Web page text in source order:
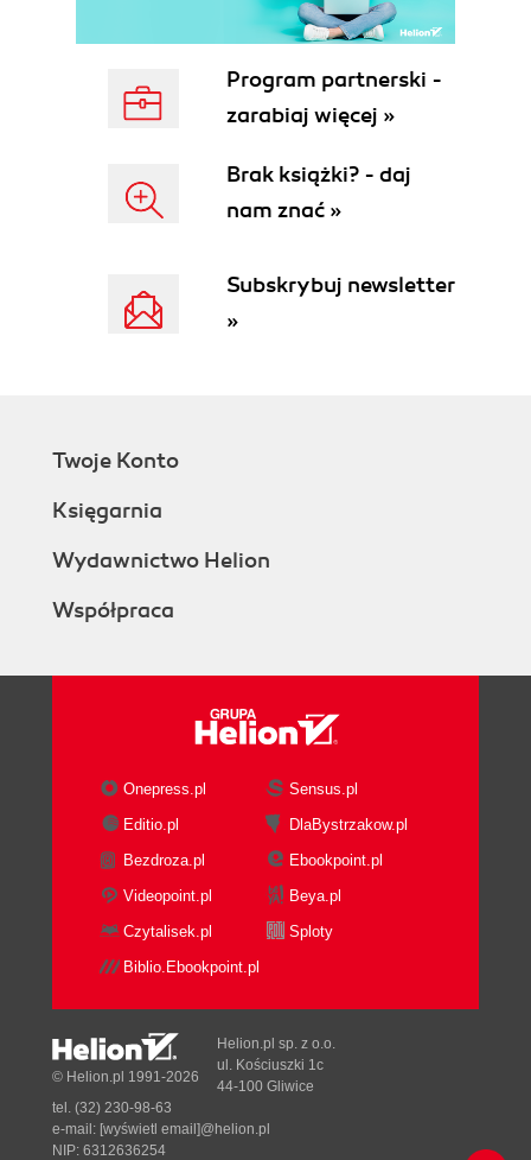
Program partnerski -
zarabiaj więcej »
Brak książki? - daj
nam znać »
Subskrybuj newsletter
»
Twoje Konto
Księgarnia
Wydawnictwo Helion
Współpraca
Onepress.pl
Sensus.pl
Editio.pl
DlaBystrzakow.pl
Bezdroza.pl
Ebookpoint.pl
Videopoint.pl
Beya.pl
Czytalisek.pl
Sploty
Biblio.Ebookpoint.pl
© Helion.pl 1991-2026
Helion.pl sp. z o.o.
ul. Kościuszki 1c
44-100 Gliwice
tel. (32) 230-98-63
e-mail: [wyświetl email]@helion.pl
NIP: 6312636254